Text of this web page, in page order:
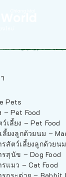
Pets
– Pet Food
เลี้ยง – Pet Food
ลี้ยงลูกด้วยนม –
รสัตว์เลี้ยงลูกด้วยน
รสุนัข – Dog Food
รแมว – Cat Food